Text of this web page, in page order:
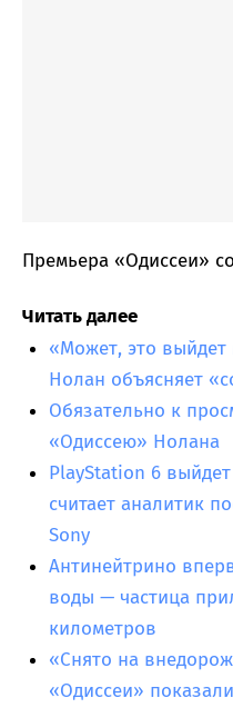
Премьера «Одиссеи»
Читать далее
«Может, это
Нолан объясняет
Обязательно к
«Одиссею» Нолана
PlayStation 6
считает аналитик
Sony
Антинейтрино
воды — частица
километров
«Снято на
«Одиссеи»